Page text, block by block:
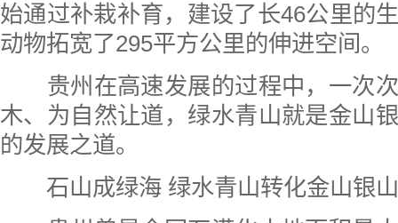
始通过补栽补育，建设了长46公里的
动物拓宽了295平方公里的伸进空间。
贵州在高速发展的过程中，一次次
木、为自然让道，绿水青山就是金山
的发展之道。
石山成绿海 绿水青山转化金山银山